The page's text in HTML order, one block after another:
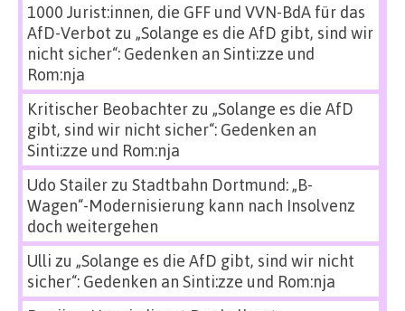
1000 Jurist:innen, die GFF und VVN-BdA für das
AfD-Verbot zu „Solange es die AfD gibt, sind wir
nicht sicher“: Gedenken an Sinti:zze und
Rom:nja
Kritischer Beobachterzu „Solange es die AfD
gibt, sind wir nicht sicher“: Gedenken an
Sinti:zze und Rom:nja
Udo Stailerzu Stadtbahn Dortmund: „B-
Wagen“-Modernisierung kann nach Insolvenz
doch weitergehen
Ulli zu „Solange es die AfD gibt, sind wir nicht
sicher“: Gedenken an Sinti:zze und Rom:nja